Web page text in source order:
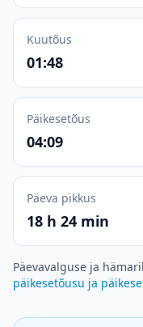
Kuutõus
01:48
Päikesetõus
04:09
Päeva pikkus
18 h 24 min
Päevavalguse ja
päikesetõusu ja